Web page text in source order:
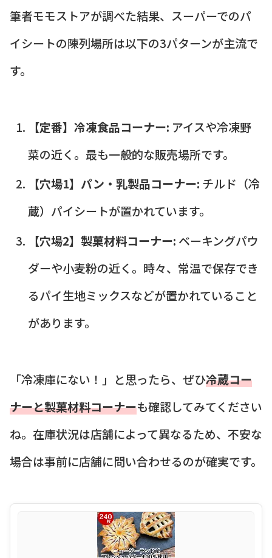
筆者モモストアが調べた結果、スーパーでのパ
イシートの陳列場所は以下の3パターンが主流で
す。
【定番】冷凍食品コーナー: アイスや冷凍野
菜の近く。最も一般的な販売場所です。
【穴場1】パン・乳製品コーナー: チルド（冷
蔵）パイシートが置かれています。
【穴場2】製菓材料コーナー: ベーキングパウ
ダーや小麦粉の近く。時々、常温で保存でき
るパイ生地ミックスなどが置かれていること
があります。
「冷凍庫にない！」と思ったら、ぜひ冷蔵コー
ナーと製菓材料コーナーも確認してみてください
ね。在庫状況は店舗によって異なるため、不安な
場合は事前に店舗に問い合わせるのが確実です。